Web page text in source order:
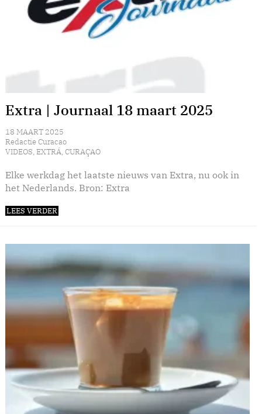
Extra | Journaal 18 maart 2025
18 MAART 2025
Redactie Curacao
VIDEOS, EXTRÁ, CURAÇAO
Elke werkdag het laatste nieuws van Extra, nu ook in
het Nederlands. Bron: Extra
LEES VERDER